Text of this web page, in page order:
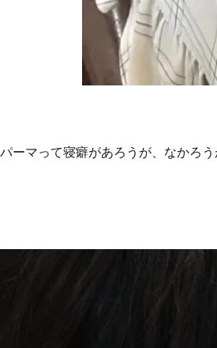
パーマって寝癖があろうが、なかろ